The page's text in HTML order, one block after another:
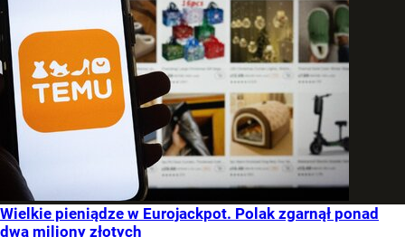
Wielkie pieniądze w Eurojackpot. Polak zgarnął ponad
dwa miliony złotych